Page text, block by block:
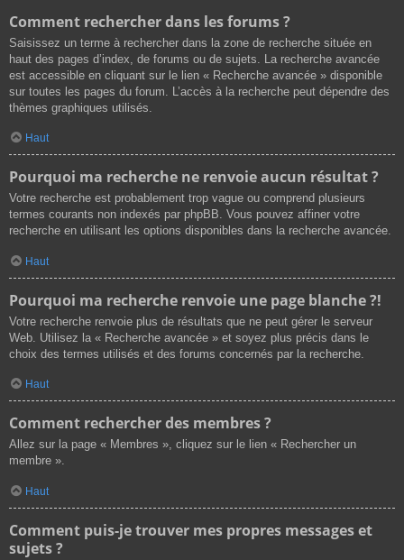
Comment rechercher dans les forums ?
Saisissez un terme à rechercher dans la zone de recherche située en
haut des pages d’index, de forums ou de sujets. La recherche avancée
est accessible en cliquant sur le lien « Recherche avancée » disponible
sur toutes les pages du forum. L’accès à la recherche peut dépendre des
thèmes graphiques utilisés.
Haut
Pourquoi ma recherche ne renvoie aucun résultat ?
Votre recherche est probablement trop vague ou comprend plusieurs
termes courants non indexés par phpBB. Vous pouvez affiner votre
recherche en utilisant les options disponibles dans la recherche avancée.
Haut
Pourquoi ma recherche renvoie une page blanche ?!
Votre recherche renvoie plus de résultats que ne peut gérer le serveur
Web. Utilisez la « Recherche avancée » et soyez plus précis dans le
choix des termes utilisés et des forums concernés par la recherche.
Haut
Comment rechercher des membres ?
Allez sur la page « Membres », cliquez sur le lien « Rechercher un
membre ».
Haut
Comment puis-je trouver mes propres messages et
sujets ?